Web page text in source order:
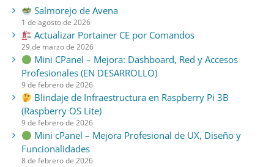
Salmorejo de Avena
1 de agosto de 2026
Actualizar Portainer CE por Comandos
29 de marzo de 2026
Mini CPanel – Mejora: Dashboard, Red y Accesos
Profesionales (EN DESARROLLO)
9 de febrero de 2026
Blindaje de Infraestructura en Raspberry Pi 3B
(Raspberry OS Lite)
9 de febrero de 2026
Mini cPanel – Mejora Profesional de UX, Diseño y
Funcionalidades
8 de febrero de 2026